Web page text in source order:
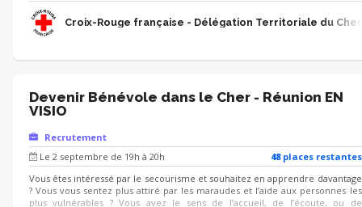
différentes missions proposées par la Croix-Rouge française dans le
département du Cher et les nombreuses façons dont vous pouvez vous
Croix-Rouge française - Délégation Territoriale du Cher
Devenir Bénévole dans le Cher - Réunion EN
VISIO
Recrutement
Le 2 septembre de 19h à 20h
48placesrestantes
Vous êtes intéressé par le secourisme et souhaitez en apprendre davantage
? Vous vous sentez plus attiré par les maraudes et l’aide aux personnes les
plus vulnérables ? Vous avez le sens de l’accueil, de l’écoute, ou de